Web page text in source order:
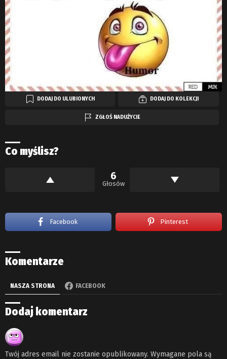
DODAJ DO ULUBIONYCH DODAJ DO KOLEKCJI
ZGŁOŚ NADUŻYCIE
Co myślisz?
6
Głosów
Facebook Pinterest
Komentarze
NASZA STRONA FACEBOOK
Dodaj komentarz
Twój adres email nie zostanie opublikowany. Wymagane pola są